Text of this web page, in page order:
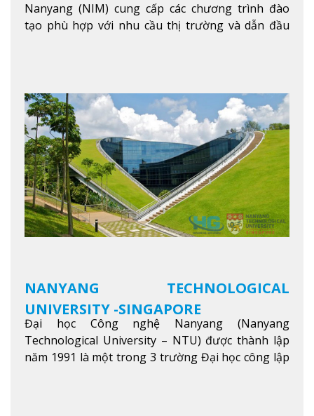
Nanyang (NIM) cung cấp các chương trình đào
tạo phù hợp với nhu cầu thị trường và dẫn đầu
học tập và nghiên cứu chất lượng nhằm nâng cao
kỹ năng, kiến thức và năng lực của sinh viên và các
đối tác của trườngXem thêm
NANYANG TECHNOLOGICAL
UNIVERSITY -SINGAPORE
Đại học Công nghệ Nanyang (Nanyang
Technological University – NTU) được thành lập
năm 1991 là một trong 3 trường Đại học công lập